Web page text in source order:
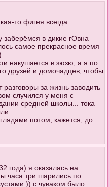
то фигня всегда
заберёмся в дикие гОвна
самое прекрасное время
накушается в зюзю, а я по
друзей и домочадцев, чтобы
разговоры за жизнь заводить
случился у меня с
средней школы... тока
потом, кажется, до
года) я оказалась на
часа три шарились по
)) с чуваком было